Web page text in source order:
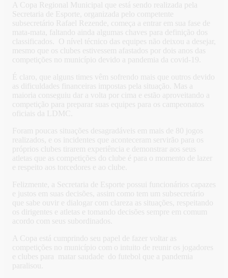
A Copa Regional Municipal que está sendo realizada pela
Secretaria de Esporte, organizada pelo competente
subsecretário Rafael Rezende, começa a entrar em sua fase de
mata-mata, faltando ainda algumas chaves para definição dos
classificados. O nível técnico das equipes não deixou a desejar,
mesmo que os clubes estivessem afastados por dois anos das
competições no município devido a pandemia da covid-19.
É claro, que alguns times vêm sofrendo mais que outros devido
as dificuldades financeiras impostas pela situação. Mas a
maioria conseguiu dar a volta por cima e estão aproveitando a
competição para preparar suas equipes para os campeonatos
oficiais da LDMC.
Foram poucas situações desagradáveis em mais de 80 jogos
realizados, e os incidentes que aconteceram servirão para os
próprios clubes tirarem experiência e demonstrar aos seus
atletas que as competições do clube é para o momento de lazer
e respeito aos torcedores e ao clube.
Felizmente, a Secretaria de Esporte possui funcionários capazes
e justos em suas decisões, assim como tem um subsecretário
que sabe ouvir e dialogar com clareza as situações, respeitando
os dirigentes e atletas e tomando decisões sempre em comum
acordo com seus subordinados.
A Copa está cumprindo seu papel de fazer voltar as
competições no município com o intuito de reunir os jogadores
e clubes para matar saudade do futebol que a pandemia
paralisou.